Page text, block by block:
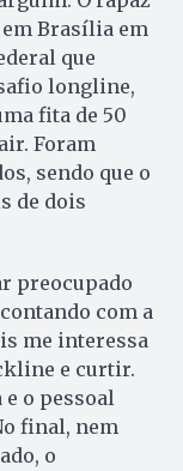
Brasília em
que
longline,
fita de 50
Foram
sendo que o
de dois
preocupado
com a
me interessa
e curtir.
e o pessoal
final, nem
o